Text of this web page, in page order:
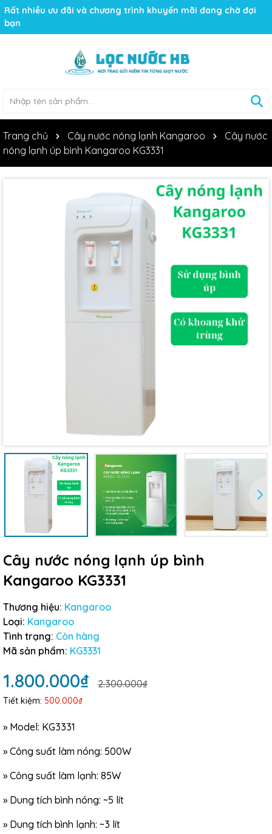
Rất nhiều ưu đãi và chương trình khuyến mãi đang chờ đợi
bạn
Trang chủ Cây nước nóng lạnh Kangaroo
Cây nước
nóng lạnh úp bình Kangaroo KG3331
Cây nước nóng lạnh úp bình
Kangaroo KG3331
Thương hiệu: Kangaroo
Loại: Kangaroo
Tình trạng: Còn hàng
Mã sản phẩm: KG3331
1.800.000₫ 2.300.000₫
Tiết kiệm: 500.000₫
» Model: KG3331
» Công suất làm nóng: 500W
» Công suất làm lạnh: 85W
» Dung tích bình nóng: ~5 lít
» Dung tích bình lạnh: ~3 lít
Ngày hết hạn:
Điều kiện: